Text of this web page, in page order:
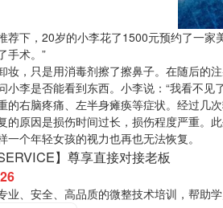
荐下，20岁的小李花了1500元预约了一
手术。”
妆，只是用消毒剂擦了擦鼻子。在随后的
小李是否能看到东西。小李说：“我看不见
的右脑疼痛、左半身瘫痪等症状。经过几
的原因是损伤时间过长，损伤程度严重。
个年轻女孩的视力也再也无法恢复。
】尊享直接对接老板
业、安全、高品质的微整技术培训，帮助